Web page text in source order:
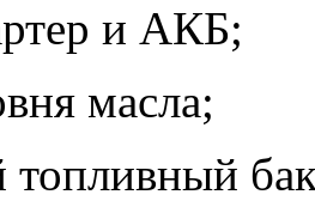
и АКБ;
масла;
топливный